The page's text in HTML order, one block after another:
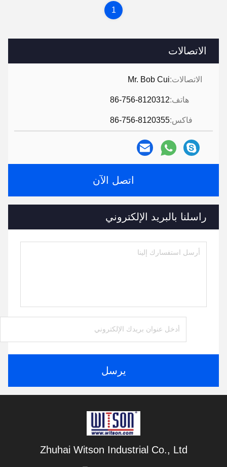
الاتصالات
الاتصالات:Mr. Bob Cui
هاتف:86-756-8120312
فاكس:86-756-8120355
اتصل الآن
راسلنا بالبريد الإلكتروني
يرسل
1
Zhuhai Witson Industrial Co., Ltd